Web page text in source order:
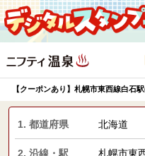
【クーポンあり】札幌市東西線白石
1. 都道府県 北海道
2. 沿線・駅 札幌市東